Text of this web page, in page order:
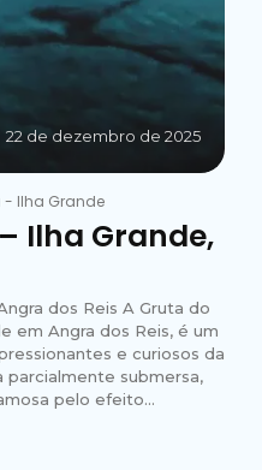
22 de dezembro de 2025
- Ilha Grande
Ilha Grande,
dos Reis A Gruta do
em Angra dos Reis, é um
e curiosos da
submersa,
pelo efeito...